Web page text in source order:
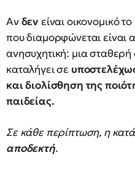
Ανδεν είναι οικονομικό
που διαμορφώνεται είναι
ανησυχητική: μια σταθερή
καταλήγει σε
και διολίσθηση της
παιδείας.
Σε κάθε περίπτωση, η
αποδεκτή.